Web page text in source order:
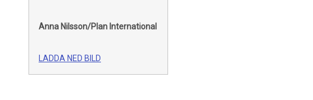
Anna Nilsson/Plan International
LADDA NED BILD